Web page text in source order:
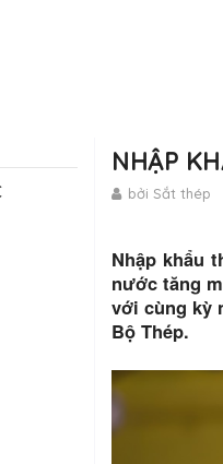
NHẬP
bởi Sắt thép
Nhập khẩu
nước tăng
với cùng kỳ
Bộ Thép.